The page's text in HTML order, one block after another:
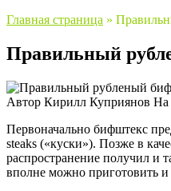
Главная страница »
Правильный
Автор Кирилл Куприянов На
Первоначально бифштекс
steaks («куски»). Позже в
распространение получил и
вполне можно приготовить